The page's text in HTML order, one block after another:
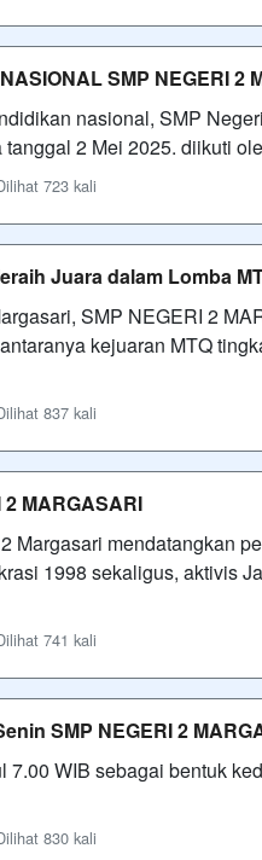
SMP NEGERI 2
nasional, SMP
2 Mei 2025. diikuti
723 kali
Juara dalam Lomba
SMP NEGERI 2
kejuaran MTQ
837 kali
MARGASARI
Margasari mendatangkan
1998 sekaligus, aktivis
741 kali
SMP NEGERI 2
WIB sebagai bentuk
830 kali